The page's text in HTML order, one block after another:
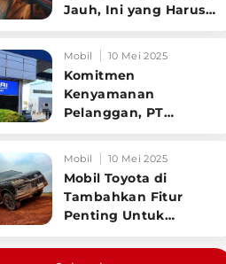
Jauh, Ini yang Harus
Pengendara
Mobil 10 Mei 2025
Komitmen
Kenyamanan
Pelanggan, PT
Indonesia Perbaharui
Software mobil
Mobil 10 Mei 2025
Mobil Toyota di
Tambahkan Fitur
Penting Untuk
Pengendara dan